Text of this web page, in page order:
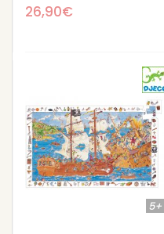
26,90€
5+